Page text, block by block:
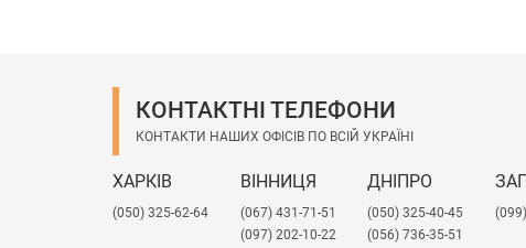
КОНТАКТНІ ТЕЛЕФОНИ
КОНТАКТИ НАШИХ ОФІСІВ ПО ВСІЙ УКРАЇНІ
ХАРКІВ
(050) 325-62-64
ВІННИЦЯ
(067) 431-71-51
(097) 202-10-22
ДНІПРО
(050) 325-40-45
(056) 736-35-51